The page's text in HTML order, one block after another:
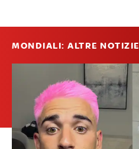
MONDIALI: ALTRE NOTIZIE